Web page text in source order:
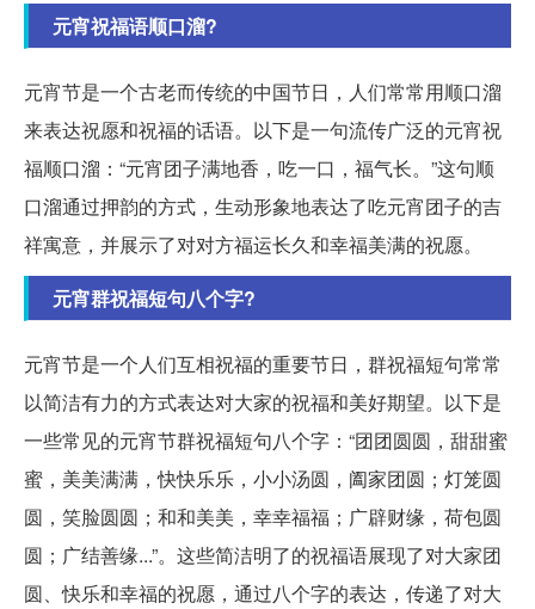
元宵祝福语顺口溜?
元宵节是一个古老而传统的中国节日，人们常常用顺口溜
来表达祝愿和祝福的话语。以下是一句流传广泛的元宵祝
福顺口溜：“元宵团子满地香，吃一口，福气长。”这句顺
口溜通过押韵的方式，生动形象地表达了吃元宵团子的吉
祥寓意，并展示了对对方福运长久和幸福美满的祝愿。
元宵群祝福短句八个字?
元宵节是一个人们互相祝福的重要节日，群祝福短句常常
以简洁有力的方式表达对大家的祝福和美好期望。以下是
一些常见的元宵节群祝福短句八个字：“团团圆圆，甜甜蜜
蜜，美美满满，快快乐乐，小小汤圆，阖家团圆；灯笼圆
圆，笑脸圆圆；和和美美，幸幸福福；广辟财缘，荷包圆
圆；广结善缘...”。这些简洁明了的祝福语展现了对大家团
圆、快乐和幸福的祝愿，通过八个字的表达，传递了对大